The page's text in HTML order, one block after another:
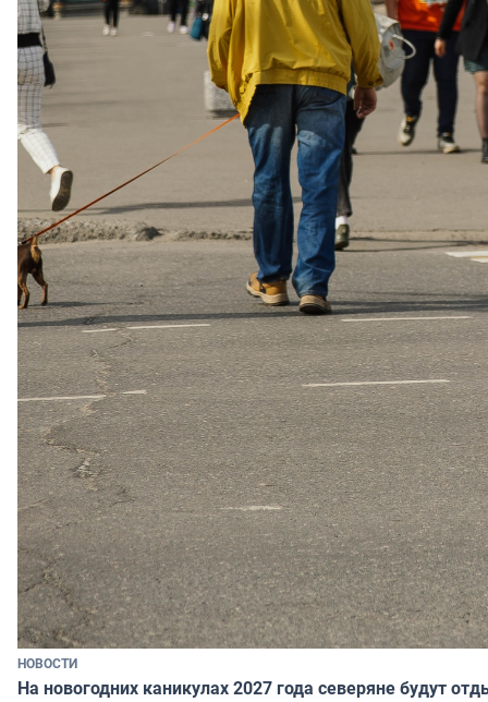
НОВОСТИ
На новогодних каникулах 2027 года северяне будут